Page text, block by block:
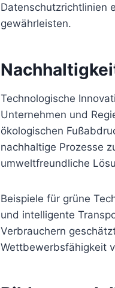
Datenschutzrichtlinien
gewährleisten.
Technologische
Unternehmen und
ökologischen
nachhaltige Prozesse
umweltfreundliche
Beispiele für grüne
und intelligente
Verbrauchern
Wettbewerbsfähigkeit